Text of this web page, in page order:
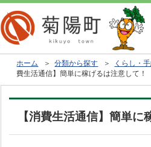
ホーム ＞分類から探す ＞ くらし・
費生活通信】簡単に稼げるは注意して！
【消費生活通信】簡単に